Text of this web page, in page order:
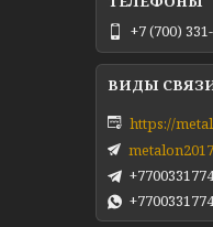
+7 (700)
https://